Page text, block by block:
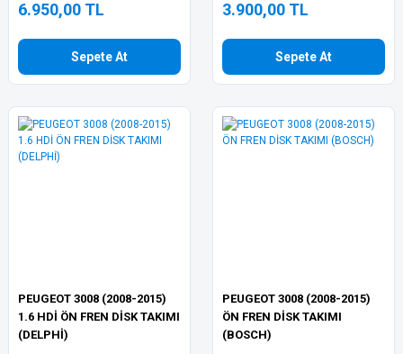
6.950,00 TL
Sepete At
3.900,00 TL
Sepete At
PEUGEOT 3008 (2008-2015)
1.6 HDİ ÖN FREN DİSK TAKIMI
(DELPHİ)
PEUGEOT 3008 (2008-2015)
ÖN FREN DİSK TAKIMI
(BOSCH)